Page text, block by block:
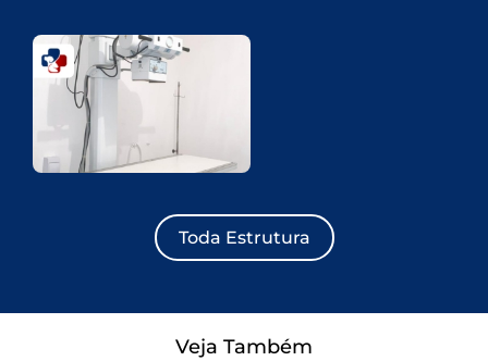
Toda Estrutura
Veja Também